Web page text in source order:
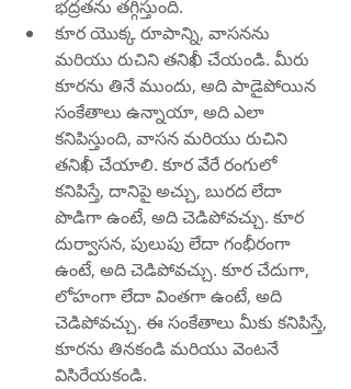
భద్రతను తగ్గిస్తుంది.
కూర యొక్క రూపాన్ని, వాసనను
మరియు రుచిని తనిఖీ చేయండి. మీరు
కూరను తినే ముందు, అది పాడైపోయిన
సంకేతాలు ఉన్నాయా, అది ఎలా
కనిపిస్తుంది, వాసన మరియు రుచిని
తనిఖీ చేయాలి. కూర వేరే రంగులో
కనిపిస్తే, దానిపై అచ్చు, బురద లేదా
పొడిగా ఉంటే, అది చెడిపోవచ్చు. కూర
దుర్వాసన, పులుపు లేదా గంభీరంగా
ఉంటే, అది చెడిపోవచ్చు. కూర చేదుగా,
లోహంగా లేదా వింతగా ఉంటే, అది
చెడిపోవచ్చు. ఈ సంకేతాలు మీకు కనిపిస్తే,
కూరను తినకండి మరియు వెంటనే
విసిరేయకండి.